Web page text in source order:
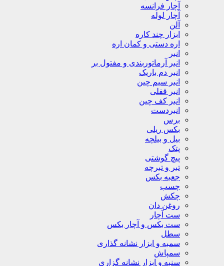
آچار فرانسه
آچار لوله
آلن
ابزار چند کاره
اره دستی و کمان اره
انبر
انبر آرماتوربندی و مفتول بر
انبر دم باریک
انبر سیم چین
انبر قفلی
انبر کف چین
انبردست
برس
بکس ریلی
بیل و بیلچه
پتک
پیچ گوشتی
تبر و تبرچه
جعبه بکس
چسب
چکش
روغن دان
ست آچار
ست بکس و آچار بکس
سطل
سمبه و ابزار نشانه گذاری
سمپاش
سنبه و ابزار نشانه گزاری